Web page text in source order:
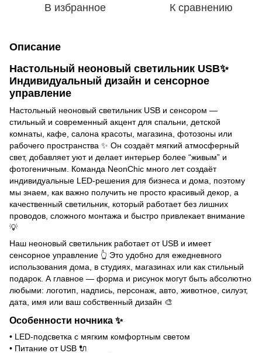
В избранное К сравнению
Описание
Настольный неоновый светильник USB✨
Индивидуальный дизайн и сенсорное
управление
Настольный неоновый светильник USB и сенсором —
стильный и современный акцент для спальни, детской
комнаты, кафе, салона красоты, магазина, фотозоны или
рабочего пространства ✨ Он создаёт мягкий атмосферный
свет, добавляет уют и делает интерьер более “живым” и
фотогеничным. Команда NeonChic много лет создаёт
индивидуальные LED-решения для бизнеса и дома, поэтому
мы знаем, как важно получить не просто красивый декор, а
качественный светильник, который работает без лишних
проводов, сложного монтажа и быстро привлекает внимание
💡
Наш неоновый светильник работает от USB и имеет
сенсорное управление 👆 Это удобно для ежедневного
использования дома, в студиях, магазинах или как стильный
подарок. А главное — форма и рисунок могут быть абсолютно
любыми: логотип, надпись, персонаж, авто, животное, силуэт,
дата, имя или ваш собственный дизайн 🎨
Особенности ночника ✨
• LED-подсветка с мягким комфортным светом
• Питание от USB 🔌